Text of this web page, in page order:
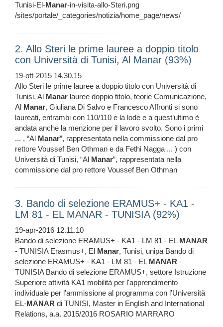
Tunisi-El-Manar-in-visita-allo-Steri.png
/sites/portale/_categories/notizia/home_page/news/
2. Allo Steri le prime lauree a doppio titolo
con Università di Tunisi, Al Manar (93%)
19-ott-2015 14.30.15
Allo Steri le prime lauree a doppio titolo con Università di
Tunisi, Al Manar lauree doppio titolo, teorie Comunicazione,
Al Manar, Giuliana Di Salvo e Francesco Affronti si sono
laureati, entrambi con 110/110 e la lode e a quest’ultimo è
andata anche la menzione per il lavoro svolto. Sono i primi
... , “Al Manar”, rappresentata nella commissione dal pro
rettore Voussef Ben Othman e da Fethi Nagga ... ) con
Università di Tunisi, “Al Manar”, rappresentata nella
commissione dal pro rettore Voussef Ben Othman
3. Bando di selezione ERAMUS+ - KA1 -
LM 81 - EL MANAR - TUNISIA (92%)
19-apr-2016 12.11.10
Bando di selezione ERAMUS+ - KA1 - LM 81 - EL MANAR
- TUNISIA Erasmus+, El Manar, Tunisi, unipa Bando di
selezione ERAMUS+ - KA1 - LM 81 - EL MANAR -
TUNISIA Bando di selezione ERAMUS+, settore Istruzione
Superiore attività KA1 mobilità per l'apprendimento
individuale per l'ammissione al programma con l'Università
EL-MANAR di TUNISI, Master in English and International
Relations, a.a. 2015/2016 ROSARIO MARRARO